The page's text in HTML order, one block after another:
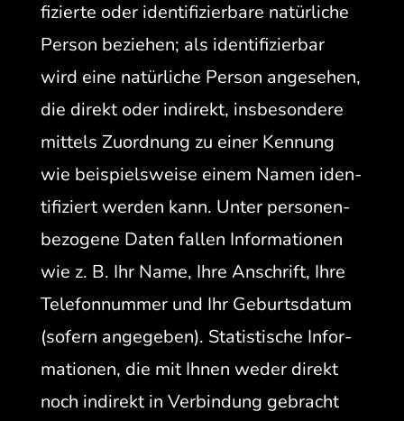
fizierte oder iden­ti­fizier­bare natür­liche
Per­son beziehen; als iden­ti­fizier­bar
wird eine natür­liche Per­son ange­se­hen,
die direkt oder indi­rekt, ins­beson­dere
mit­tels Zuord­nung zu ein­er Ken­nung
wie beispiel­sweise einem Namen iden­
ti­fiziert wer­den kann. Unter per­so­n­en­
be­zo­gene Dat­en fall­en Infor­ma­tio­nen
wie z. B. Ihr Name, Ihre Anschrift, Ihre
Tele­fon­num­mer und Ihr Geburts­da­tum
(sofern angegeben). Sta­tis­tis­che Infor­
ma­tio­nen, die mit Ihnen wed­er direkt
noch indi­rekt in Verbindung gebracht